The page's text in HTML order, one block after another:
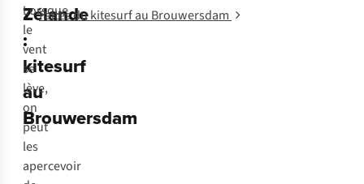
Zélande
:
kitesurf
au
Brouwersdam
Lorsque
le
vent
se
lève,
on
peut
les
apercevoir
Faites du kitesurf au Brouwersdam